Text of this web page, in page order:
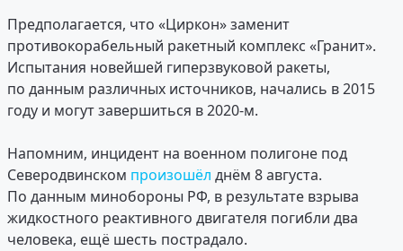
Предполагается, что «Циркон» заменит
противокорабельный ракетный комплекс «Гранит».
Испытания новейшей гиперзвуковой ракеты,
по данным различных источников, начались в 2015
году и могут завершиться в 2020-м.
Напомним, инцидент на военном полигоне под
Северодвинском произошёл днём 8 августа.
По данным минобороны РФ, в результате взрыва
жидкостного реактивного двигателя погибли два
человека, ещё шесть пострадало.